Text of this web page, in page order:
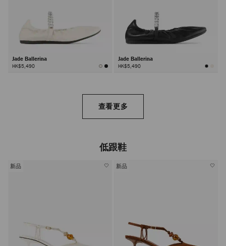
Jade Ballerina
HK$5,490
Jade Ballerina
HK$5,490
查看更多
低跟鞋
新品 新品